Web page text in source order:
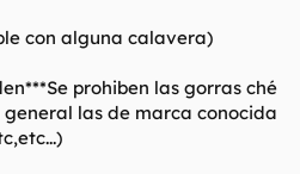
con alguna calavera)
prohiben las gorras ché
las de marca conocida